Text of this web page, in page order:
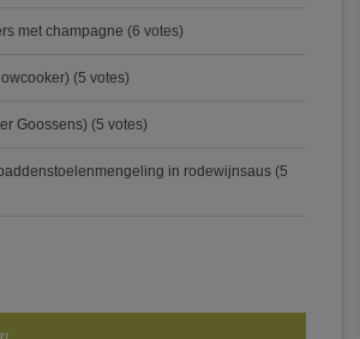
met champagne (6 votes)
(5 votes)
Goossens) (5 votes)
in rodewijnsaus (5